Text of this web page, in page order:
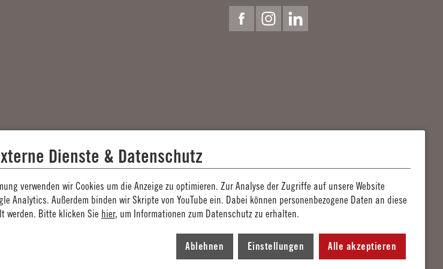
FacebookInstagramLinkedin
verzichtet. Entsprechende Begriffe gelten im Sinne der Gleichbehandlung grundsätzlich für
keine Wertung.
Dienste & Datenschutz
verwenden wir Cookies um die Anzeige zu optimieren. Zur Analyse der Zugriffe auf unsere Website
Analytics. Außerdem binden wir Skripte von YouTube ein. Dabei können personenbezogene Daten an diese
werden. Bitte klicken Sie hier, um Informationen zum Datenschutz zu erhalten.
Ablehnen Einstellungen Alle akzeptieren